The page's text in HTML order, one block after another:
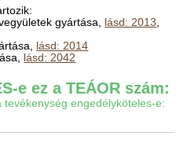
gyártása, lásd: 2013
lásd: 2014
lásd: 2042
e ez a TEÁOR szám:
tevékenység engedélyköteles-e: